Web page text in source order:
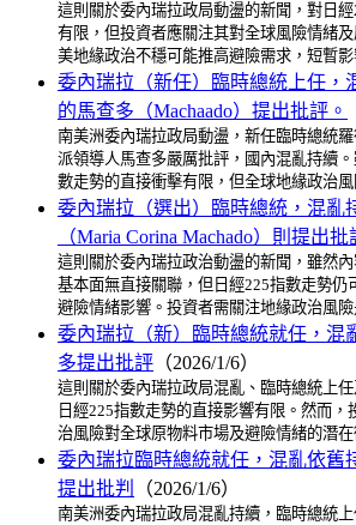
這則關於委內瑞拉政局動盪的新聞，對日
有限，但投資者應關注其對全球風險情緒
美地緣政治不穩可能推高避險需求，短暫
委內瑞拉（新任）臨時總統上任，
的馬查多（Machaado）提出批評。
南美洲委內瑞拉政局動盪，新任臨時總統
派領導人馬查多嚴厲批評，國內混亂持續
數走勢的直接衝擊有限，但全球地緣政治
委內瑞拉（選出）臨時總統，混亂
（Maria Corina Machado）則提出批
這則關於委內瑞拉政治動盪的新聞，雖然
基本面無直接關聯，但日經225指數走勢仍
避險情緒影響。投資者需關注地緣政治風
委內瑞拉（新）臨時總統就任，混
多提出批評 （2026/1/6）
這則關於委內瑞拉政局混亂、臨時總統上
日經225指數走勢的直接影響有限。然而，
治風險對全球原物料市場及避險情緒的潛
委內瑞拉臨時總統就任，混亂依舊
提出批判
（2026/1/6）
南美洲委內瑞拉政局混亂持續，臨時總統